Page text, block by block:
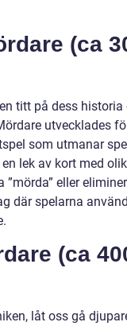
(ca
titt på dess historia
utvecklades
som utmanar
lek av kort med
eller
där spelarna
(ca
låt oss gå